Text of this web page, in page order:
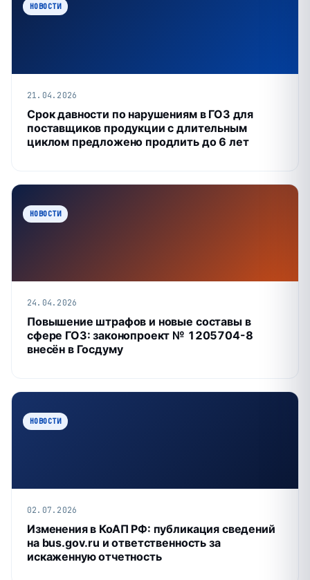
НОВОСТИ
21.04.2026
Срок давности по нарушениям в ГОЗ для
поставщиков продукции с длительным
циклом предложено продлить до 6 лет
НОВОСТИ
24.04.2026
Повышение штрафов и новые составы в
сфере ГОЗ: законопроект № 1205704-8
внесён в Госдуму
НОВОСТИ
02.07.2026
Изменения в КоАП РФ: публикация сведений
на bus.gov.ru и ответственность за
искаженную отчетность